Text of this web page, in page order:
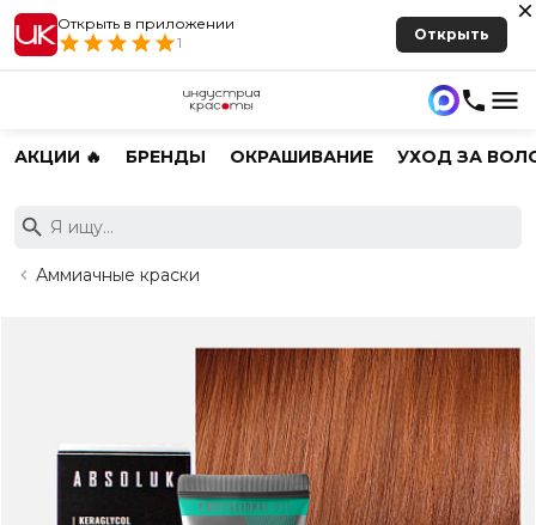
Открыть в приложении
1
Открыть
АКЦИИ 🔥 БРЕНДЫ ОКРАШИВАНИЕ УХОД ЗА
Аммиачные краски